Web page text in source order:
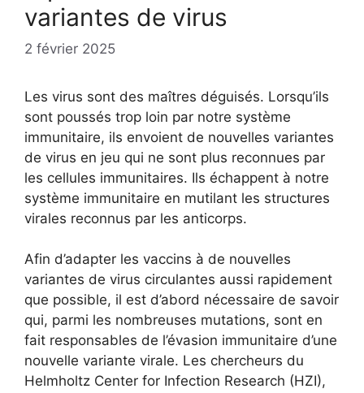
variantes de virus
2 février 2025
Les virus sont des maîtres déguisés. Lorsqu’ils
sont poussés trop loin par notre système
immunitaire, ils envoient de nouvelles variantes
de virus en jeu qui ne sont plus reconnues par
les cellules immunitaires. Ils échappent à notre
système immunitaire en mutilant les structures
virales reconnus par les anticorps.
Afin d’adapter les vaccins à de nouvelles
variantes de virus circulantes aussi rapidement
que possible, il est d’abord nécessaire de savoir
qui, parmi les nombreuses mutations, sont en
fait responsables de l’évasion immunitaire d’une
nouvelle variante virale. Les chercheurs du
Helmholtz Center for Infection Research (HZI),